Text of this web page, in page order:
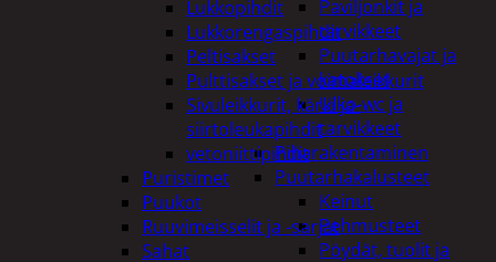
Paviljonkit ja
tarvikkeet
Puutarhavajat ja
katokset
Ulko-wc ja
tarvikkeet
Piharakentaminen
Puutarhakalusteet
Keinut
Pehmusteet
Pöydät, tuolit ja
Lukkopihdit
Lukkorengaspihdit
Peltisakset
Pulttisakset ja voimaleikkurit
Sivuleikkurit, kärki ja-
siirtoleukapihdit
vetoniittipihdit
Puristimet
Puukot
Ruuvimeisselit ja -sarjat
Sahat